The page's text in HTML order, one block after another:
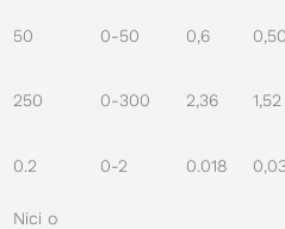
50 0-50 0,6
250 0-300 2,36 1,52
0.2 0-2 0.018
Nici o